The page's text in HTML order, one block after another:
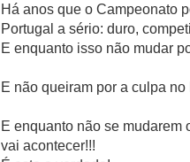
Há anos que o Campeonato
Portugal a sério: duro,
E enquanto isso não mudar
E não queiram por a culpa
E enquanto não se mudarem
vai acontecer!!!